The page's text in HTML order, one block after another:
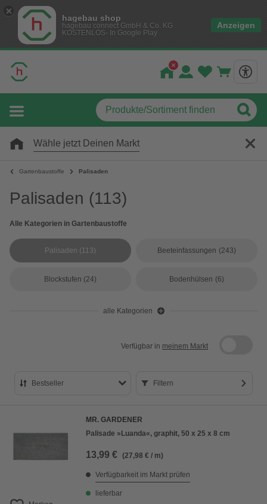
hagebau shop
hagebau connect GmbH & Co. KG
KOSTENLOS- In Google Play
Anzeigen
Wähle jetzt Deinen Markt
Gartenbaustoffe Palisaden
Palisaden (113)
Alle Kategorien in Gartenbaustoffe
Palisaden (113) Beeteinfassungen (243)
Blockstufen (24) Bodenhülsen (6)
alle Kategorien
Verfügbar in meinem Markt
Bestseller
Preis aufsteigend
Preis absteigend
Filtern
MR. GARDENER
Palisade »Luanda«, graphit, 50 x 25 x 8 cm
13,99 € (27,98 € / m)
Verfügbarkeit im Markt prüfen
lieferbar